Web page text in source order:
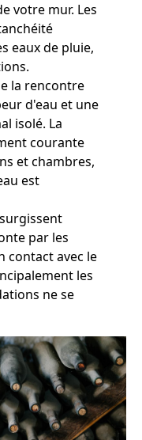
votre mur. Les
eaux de pluie,
la rencontre
d'eau et une
isolé. La
courante
et chambres,
est
par les
contact avec le
les
ne se